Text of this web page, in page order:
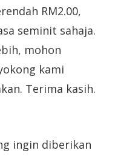
RM2.00,
seminit sahaja.
mohon
kami
Terima kasih.
ingin diberikan